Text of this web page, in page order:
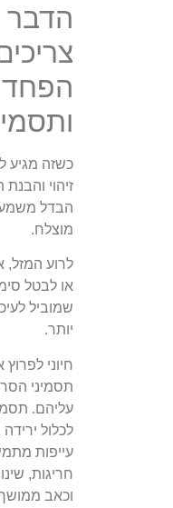
הדבר
כשזה מגיע
זיהוי
הבדל
מוצלח.
לרוע המזל,
או לבטל
שמוביל
יותר.
חיוני
תסמיני
עליהם.
לכלול
עייפות
חריגות,
וכאב